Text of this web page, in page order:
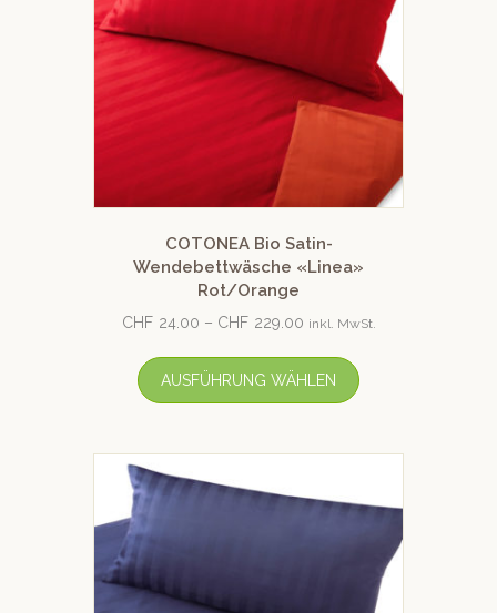
COTONEA Bio Satin-
Wendebettwäsche «Linea»
Rot/Orange
CHF 24.00 – CHF 229.00 inkl. MwSt.
AUSFÜHRUNG WÄHLEN